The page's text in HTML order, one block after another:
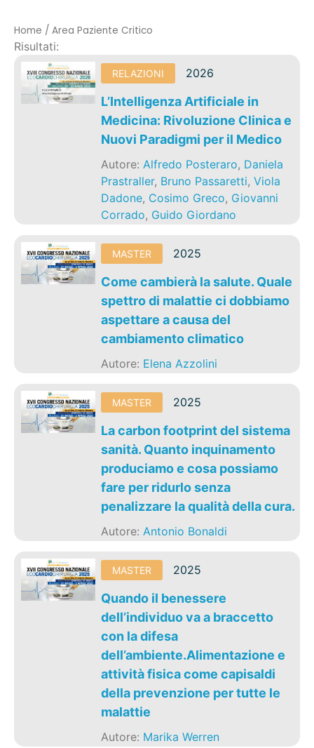
Home / Area Paziente Critico
Risultati:
RELAZIONI 2026
L’Intelligenza Artificiale in
Medicina: Rivoluzione Clinica e
Nuovi Paradigmi per il Medico
Autore:Alfredo Posteraro, Daniela
Prastraller, Bruno Passaretti,Viola
Dadone, Cosimo Greco, Giovanni
Corrado, Guido Giordano
MASTER 2025
Come cambierà la salute. Quale
spettro di malattie ci dobbiamo
aspettare a causa del
cambiamento climatico
Autore: Elena Azzolini
MASTER 2025
La carbon footprint del sistema
sanità. Quanto inquinamento
produciamo e cosa possiamo
fare per ridurlo senza
penalizzare la qualità della cura.
Autore:Antonio Bonaldi
MASTER 2025
Quando il benessere
dell’individuo va a braccetto
con la difesa
dell’ambiente.Alimentazione e
attività fisica come capisaldi
della prevenzione per tutte le
malattie
Autore: Marika Werren